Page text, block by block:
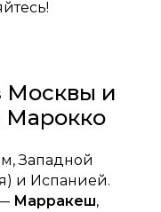
Москвы и
Марокко
Западной
и Испанией.
Марракеш,